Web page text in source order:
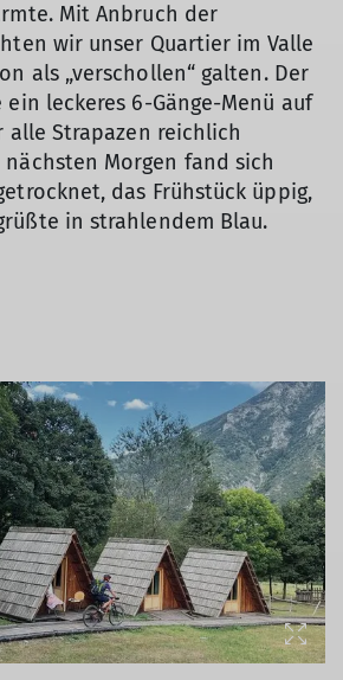
Mit Anbruch der
wir unser Quartier im Valle
als „verschollen“ galten. Der
leckeres 6-Gänge-Menü auf
alle Strapazen reichlich
Morgen fand sich
das Frühstück üppig,
in strahlendem Blau.